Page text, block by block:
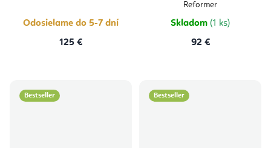
Odosielame do 5-7 dní
125 €
Reformer
Skladom (1 ks)
92 €
Bestseller Bestseller